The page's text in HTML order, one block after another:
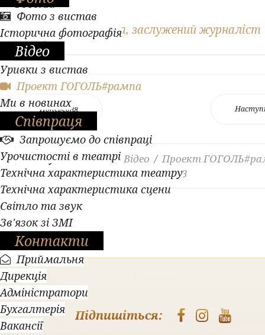
Фото з вистав
Історична фотографія
Відео
Уривки з вистав
Проект ГОГОЛЬ#рампа
Ми в новинах
Співпраця
Запрошуємо до співпраці
Урочистості в театрі
Технічна характеристика театру
Технічна характеристика сцени
Світло та звук
Зв'язок зі ЗМІ
Контакти
Приймальня
Дирекція
Адміністратори
Бухгалтерія
Вакансії
Гоголя.
Автор: Н. Святцева, заслужений журналіст
України
Попередня
Ви тут: Головна Відео
Проект
Легендарні образи. Випуск 183
Підпишіться: